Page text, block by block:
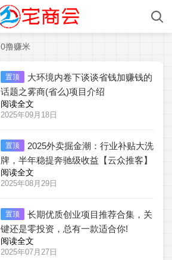
0撸赚米
置顶
大环境内卷下谈谈省钱加赚钱的
话题之雾商(省么)项目介绍
阅读全文
2025年09月18日
置顶
2025外卖掘金潮：行业补贴大洗
牌，半年稳提奔驰级收益【云众推客】
阅读全文
2025年08月29日
置顶
长期优质创业项目推荐合集，关
键还是零投资，总有一款适合你!
阅读全文
2025年07月27日